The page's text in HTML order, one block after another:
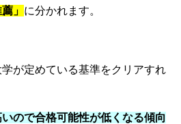
」 に分かれます。
が定めている基準をクリアすれ
ので合格可能性が低くなる傾向